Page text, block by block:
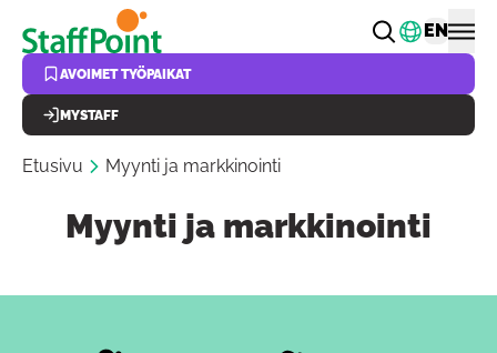
Hyppää pääsisältöön Vaihda
EN
AVOIMET TYÖPAIKAT
MYSTAFF
Etusivu Myynti ja markkinointi
Myynti ja markkinointi